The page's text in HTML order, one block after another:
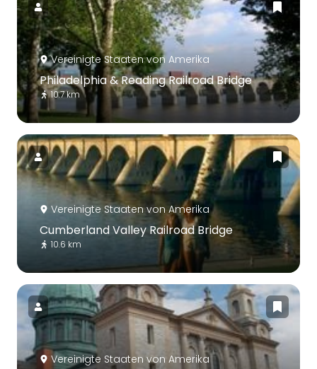
Vereinigte Staaten von Amerika
Philadelphia & Reading Railroad Bridge
10.7 km
Vereinigte Staaten von Amerika
Cumberland Valley Railroad Bridge
10.6 km
Vereinigte Staaten von Amerika